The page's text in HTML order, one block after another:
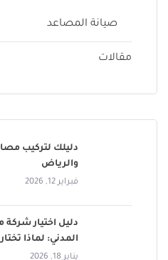
صيانة المصاعد
مقالات
دليلك لتركيب
والرياض
فبراير 12, 2026
دليل اختيار
المدني: لماذا
يناير 18, 2026